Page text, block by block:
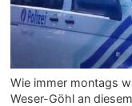
Wie immer montags
Weser-Göhl an